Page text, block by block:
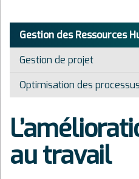
Gestion des Ressources
Gestion de projet
Optimisation des
au travail